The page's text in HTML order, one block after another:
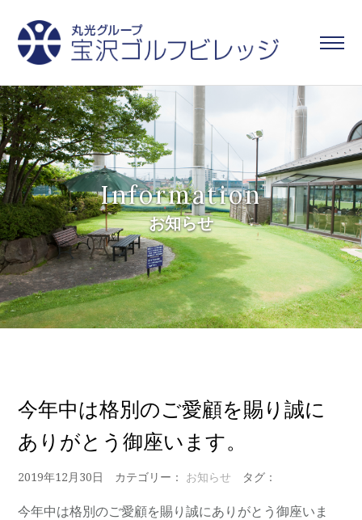
Information
お知らせ
今年中は格別のご愛顧を賜り誠に
ありがとう御座います。
2019年12月30日 カテゴリー： お知らせ タグ：
今年中は格別のご愛顧を賜り誠にありがとう御座いま